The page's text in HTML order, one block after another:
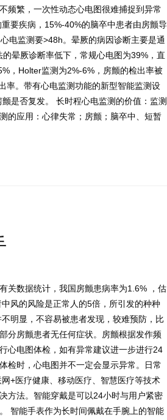
频繁，一次性动态心电图很难捕捉到异常
要疾病，15%-40%的脑卒中患者由房颤导
电监测要>48h。晕厥的病因诊断主要是通
晕厥诊断率低下，常规心电图为39%，直
，Holter监测为2%-6%，房颤的检出率被
率。带有心电监测功能的新型智能监测设
是否复发。 长时程心电监测的价值：监测
的应用：心律失常；房颤；脑卒中、短暂
关数据统计，我国房颤患病率为1.6% ，估
风的风险是正常人的5倍，所引发的种种
明显，不容易被患者发现，较难预防，比
分房颤患者无任何症状。房颤根据发作频
心电图体检，如有异常建议进一步进行24
检时，心电图并不一定会显示异常。日常
+医疗健康、移动医疗、智慧医疗等技术
方法。智能穿戴是可以24小时与用户紧密
智能手表作为长时间佩戴在手腕上的智能